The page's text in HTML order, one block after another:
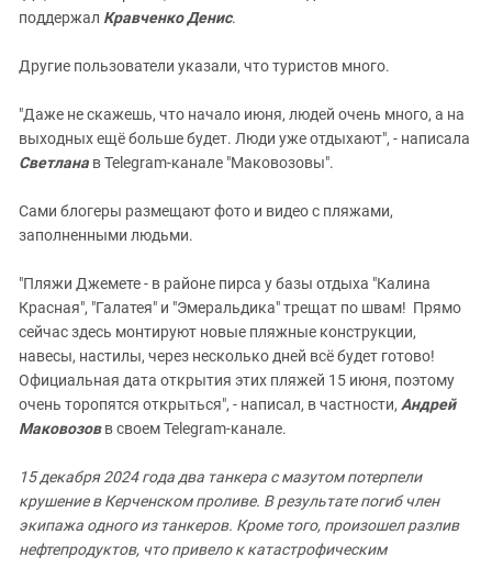
поддержал Кравченко Денис.
Другие пользователи указали, что туристов много.
"Даже не скажешь, что начало июня, людей очень много, а на
выходных ещё больше будет. Люди уже отдыхают", - написала
Светлана в Telegram-канале "Маковозовы".
Сами блогеры размещают фото и видео с пляжами,
заполненными людьми.
"Пляжи Джемете - в районе пирса у базы отдыха "Калина
Красная", "Галатея" и "Эмеральдика" трещат по швам! Прямо
сейчас здесь монтируют новые пляжные конструкции,
навесы, настилы, через несколько дней всё будет готово!
Официальная дата открытия этих пляжей 15 июня, поэтому
очень торопятся открыться", - написал, в частности, Андрей
Маковозовв своем Telegram-канале.
15 декабря 2024 года два танкера с мазутом потерпели
крушение в Керченском проливе. В результате погиб член
экипажа одного из танкеров. Кроме того, произошел разлив
нефтепродуктов, что привело к катастрофическим